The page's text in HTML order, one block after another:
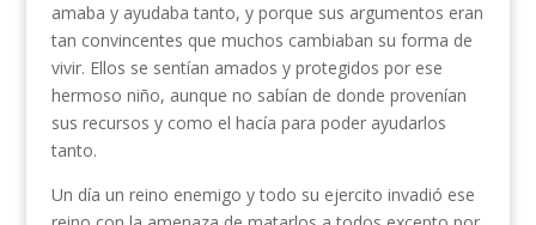
amaba y ayudaba tanto, y porque sus argumentos eran
tan convincentes que muchos cambiaban su forma de
vivir. Ellos se sentían amados y protegidos por ese
hermoso niño, aunque no sabían de donde provenían
sus recursos y como el hacía para poder ayudarlos
tanto.
Un día un reino enemigo y todo su ejercito invadió ese